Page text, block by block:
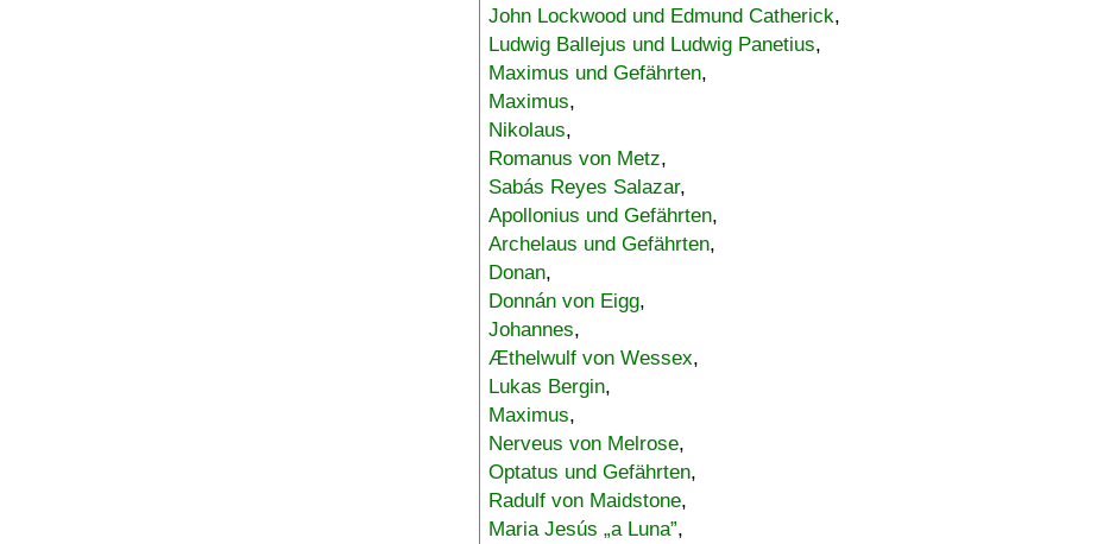
John Lockwood und Edmund Catherick,
Ludwig Ballejus und Ludwig Panetius,
Maximus und Gefährten,
Maximus,
Nikolaus,
Romanus von Metz,
Sabás Reyes Salazar,
Apollonius und Gefährten,
Archelaus und Gefährten,
Donan,
Donnán von Eigg,
Johannes,
Æthelwulf von Wessex,
Lukas Bergin,
Maximus,
Nerveus von Melrose,
Optatus und Gefährten,
Radulf von Maidstone,
Maria Jesús „a Luna”,